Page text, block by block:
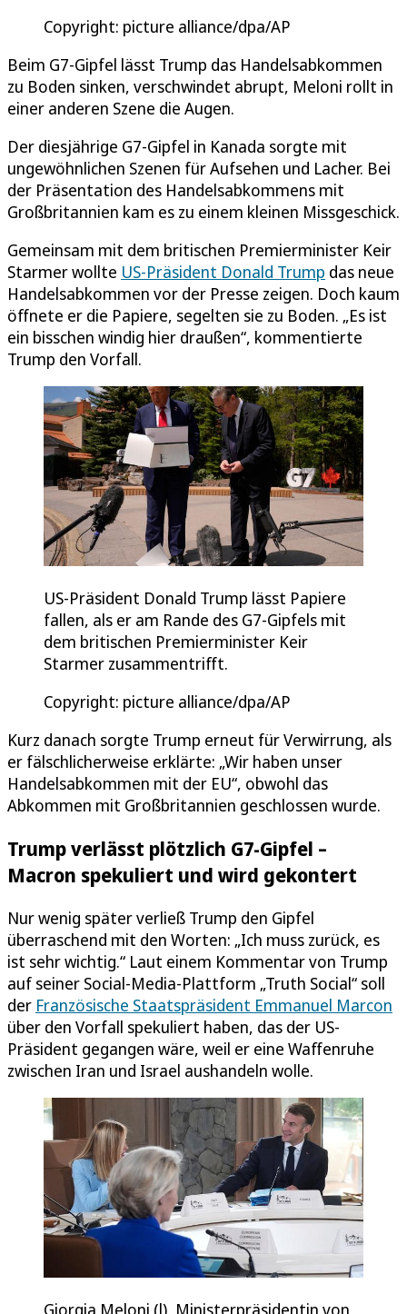
Copyright: picture alliance/dpa/AP
Beim G7-Gipfel lässt Trump das Handelsabkommen
zu Boden sinken, verschwindet abrupt, Meloni rollt in
einer anderen Szene die Augen.
Der diesjährige G7-Gipfel in Kanada sorgte mit
ungewöhnlichen Szenen für Aufsehen und Lacher. Bei
der Präsentation des Handelsabkommens mit
Großbritannien kam es zu einem kleinen Missgeschick.
Gemeinsam mit dem britischen Premierminister Keir
Starmer wollte US-Präsident Donald Trump das neue
Handelsabkommen vor der Presse zeigen. Doch kaum
öffnete er die Papiere, segelten sie zu Boden. „Es ist
ein bisschen windig hier draußen“, kommentierte
Trump den Vorfall.
US-Präsident Donald Trump lässt Papiere
fallen, als er am Rande des G7-Gipfels mit
dem britischen Premierminister Keir
Starmer zusammentrifft.
Copyright: picture alliance/dpa/AP
Kurz danach sorgte Trump erneut für Verwirrung, als
er fälschlicherweise erklärte: „Wir haben unser
Handelsabkommen mit der EU“, obwohl das
Abkommen mit Großbritannien geschlossen wurde.
Trump verlässt plötzlich G7-Gipfel –
Macron spekuliert und wird gekontert
Nur wenig später verließ Trump den Gipfel
überraschend mit den Worten: „Ich muss zurück, es
ist sehr wichtig.“ Laut einem Kommentar von Trump
auf seiner Social-Media-Plattform „Truth Social“ soll
der Französische Staatspräsident Emmanuel Marcon
über den Vorfall spekuliert haben, das der US-
Präsident gegangen wäre, weil er eine Waffenruhe
zwischen Iran und Israel aushandeln wolle.
Giorgia Meloni (l), Ministerpräsidentin von